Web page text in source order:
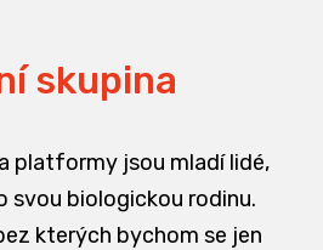
skupina
platformy jsou mladí lidé,
svou biologickou rodinu.
kterých bychom se jen